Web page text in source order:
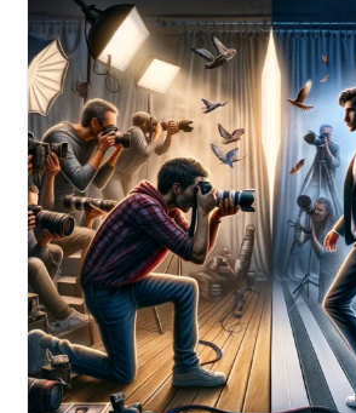
Sexy
Strong
Sport
Fotografie
Health
Blogger
Female
Model
Athlete
Diplom
Fitness
&
Personal
Trainer
Fotos
Ink.
37
Bildideen
Zum
Thema
Fitness